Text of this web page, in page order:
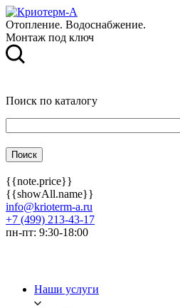
Отопление. Водоснабжение.
Монтаж под ключ
Поиск по каталогу
{{note.price}}
{{showAll.name}}
info@krioterm-a.ru
+7 (499) 213-43-17
пн-пт: 9:30-18:00
Наши услуги